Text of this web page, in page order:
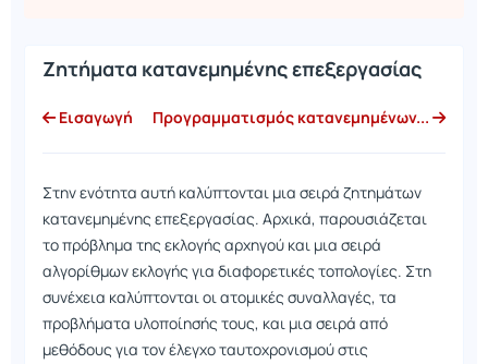
Ζητήματα κατανεμημένης επεξεργασίας
Εισαγωγή Προγραμματισμός κατανεμημένων...
Στην ενότητα αυτή καλύπτονται μια σειρά ζητημάτων
κατανεμημένης επεξεργασίας. Αρχικά, παρουσιάζεται
το πρόβλημα της εκλογής αρχηγού και μια σειρά
αλγορίθμων εκλογής για διαφορετικές τοπολογίες. Στη
συνέχεια καλύπτονται οι ατομικές συναλλαγές, τα
προβλήματα υλοποίησής τους, και μια σειρά από
μεθόδους για τον έλεγχο ταυτοχρονισμού στις